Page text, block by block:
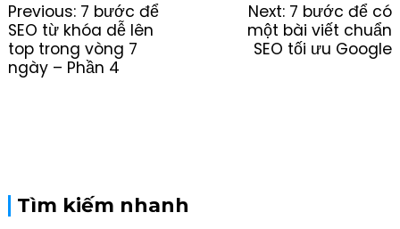
o
s
t
n
t
i
Previous: P
r
e
v
s
t
7 bước để
SEO từ khóa dễ lên
top trong vòng 7
ngày – Phần 4
Next: N
e
x
7 bước để có
một bài viết chuẩn
SEO tối ưu Google
Tìm kiếm nhanh